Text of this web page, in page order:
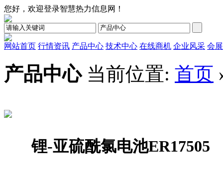
您好，欢迎登录智慧热力信息网！
网站首页 行情资讯 产品中心 技术中心 在线商机 企业风采 会
产品中心 当前位置: 首页
锂-亚硫酰氯电池ER17505